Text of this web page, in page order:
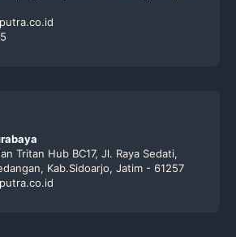
Tritan Hub BC17, Jl. Raya Sedati,
Kab.Sidoarjo, Jatim - 61257